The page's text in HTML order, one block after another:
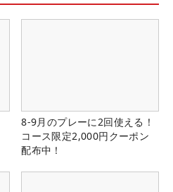
8-9月のプレーに2回使える！
コース限定2,000円クーポン
配布中！